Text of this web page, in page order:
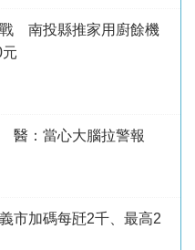
南投縣推家用廚餘機
元
醫：當心大腦拉警報
市加碼每瓩2千、最高2